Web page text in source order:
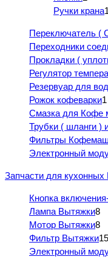
Ручки крана1
Переключатель (
Переходники
Прокладки (
Регулятор
Резервуар для
Рожок кофеварки1
Смазка для Кофе
Трубки ( шланги
Фильтры
Электронный
Запчасти для
Кнопка
Лампа Вытяжки8
Мотор Вытяжки8
Фильтр Вытяжки15
Электронный